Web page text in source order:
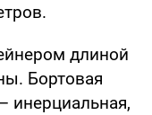
длиной
Бортовая
инерциальная,